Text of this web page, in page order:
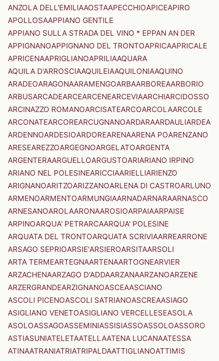
ANZOLA DELL'EMILIAAOSTAAPECCHIOAPICEAPIRO
APOLLOSAAPPIANO GENTILE
APPIANO SULLA STRADA DEL VINO * EPPAN AN DER
APPIGNANOAPPIGNANO DEL TRONTOAPRICAAPRICALE
APRICENAAPRIGLIANOAPRILIAAQUARA
AQUILA D'ARROSCIAAQUILEIAAQUILONIAAQUINO
ARADEOARAGONAARAMENGOARBAARBOREAARBORIO
ARBUSARCADEARCEARCENEARCEVIAARCHIARCIDOSSO
ARCINAZZO ROMANOARCISATEARCOARCOLAARCOLE
ARCONATEARCOREARCUGNANOARDARAARDAULIARDEA
ARDENNOARDESIOARDOREARENAARENA POARENZANO
ARESEAREZZOARGEGNOARGELATOARGENTA
ARGENTERAARGUELLOARGUSTOARIARIANO IRPINO
ARIANO NEL POLESINEARICCIAARIELLIARIENZO
ARIGNANOARITZOARIZZANOARLENA DI CASTROARLUNO
ARMENOARMENTOARMUNGIAARNADARNARAARNASCO
ARNESANOAROLAARONAAROSIOARPAIAARPAISE
ARPINOARQUA' PETRARCAARQUA' POLESINE
ARQUATA DEL TRONTOARQUATA SCRIVIAARREARRONE
ARSAGO SEPRIOARSIE'ARSIEROARSITAARSOLI
ARTA TERMEARTEGNAARTENAARTOGNEARVIER
ARZACHENAARZAGO D'ADDAARZANAARZANOARZENE
ARZERGRANDEARZIGNANOASCEAASCIANO
ASCOLI PICENOASCOLI SATRIANOASCREAASIAGO
ASIGLIANO VENETOASIGLIANO VERCELLESEASOLA
ASOLOASSAGOASSEMINIASSISIASSOASSOLOASSORO
ASTIASUNIATELETAATELLAATENA LUCANAATESSA
ATINAATRANIATRIATRIPALDAATTIGLIANOATTIMIS